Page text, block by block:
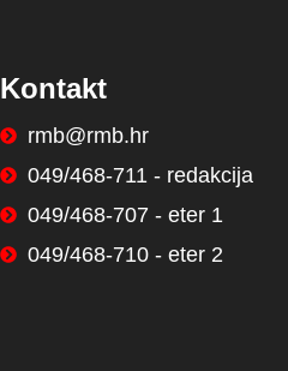
Kontakt
rmb@rmb.hr
049/468-711 - redakcija
049/468-707 - eter 1
049/468-710 - eter 2